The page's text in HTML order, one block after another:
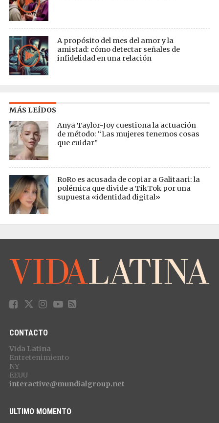
A propósito del mes del amor y la
amistad: cómo detectar señales de
infidelidad en una relación
MÁS LEÍDOS
Anya Taylor-Joy cuestiona la actuación
de método: “Las mujeres tenemos cosas
que cuidar”
RoRo es acusada de copiar a Galitaari: la
polémica que divide a TikTok por una
supuesta «identidad digital»
CONTACTO
Vida Latina
Entretenimiento
NY
EEUU
interactive@mundialgroup.net
ULTIMO MOMENTO